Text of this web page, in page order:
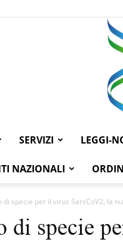
SERVIZI LEGGI-
NAZIONALI
di specie per il virus SarsCoV2, la
di specie